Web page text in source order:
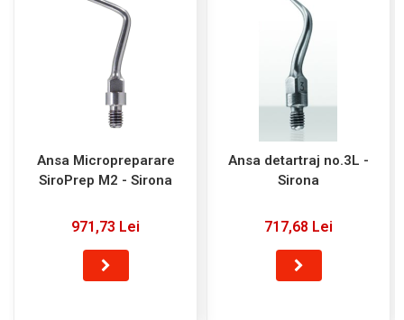
Ansa Micropreparare
SiroPrep M2 - Sirona
971,73 Lei
Ansa detartraj no.3L -
Sirona
717,68 Lei